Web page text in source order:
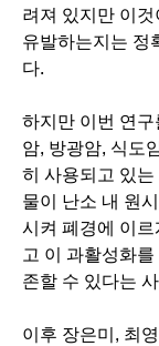
려져 있지만 이
유발하는지는 정
다.
하지만 이번 연
암, 방광암, 식도
히 사용되고 있
물이 난소 내 원
시켜 폐경에 이
고 이 과활성화
존할 수 있다는
이후 장은미, 최